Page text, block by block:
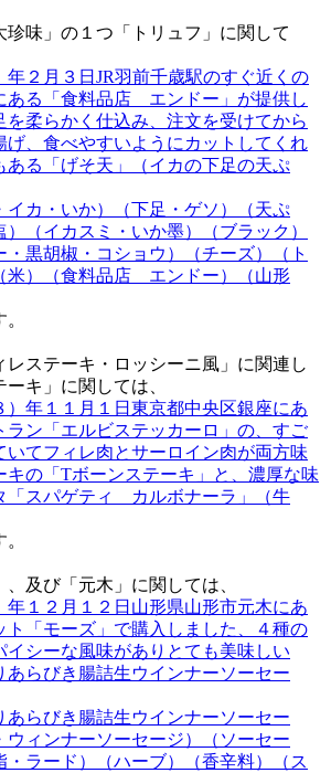
味」の１つ「トリュフ」に関して
年２月３日JR羽前千歳駅のすぐ近くの
ある「食料品店 エンドー」が提供し
を柔らかく仕込み、注文を受けてから
げ、食べやすいようにカットしてくれ
ある「げそ天」（イカの下足の天ぷ
イカ・いか）（下足・ゲソ）（天ぷ
（イカスミ・いか墨）（ブラック）
・黒胡椒・コショウ）（チーズ）（ト
米）（食料品店 エンドー）（山形
ステーキ・ロッシーニ風」に関連し
キ」に関しては、
）年１１月１日東京都中央区銀座にあ
ラン「エルビステッカーロ」の、すご
いてフィレ肉とサーロイン肉が両方味
キの「Tボーンステーキ」と、濃厚な味
「スパゲティ カルボナーラ」（牛
及び「元木」に関しては、
年１２月１２日山形県山形市元木にあ
ト「モーズ」で購入しました、４種の
イシーな風味がありとても美味しい
あらびき腸詰生ウインナーソーセー
あらびき腸詰生ウインナーソーセー
ウィンナーソーセージ）（ソーセー
・ラード）（ハーブ）（香辛料）（ス